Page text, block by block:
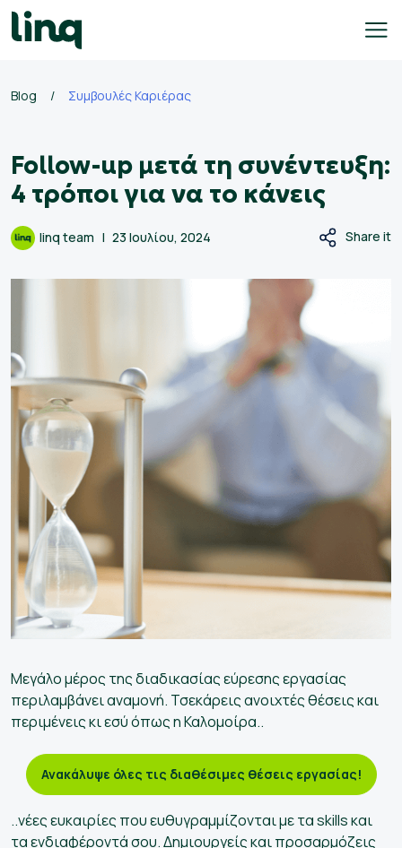
Skip
to
Blog / Συμβουλές Καριέρας
Follow-up μετά τη συνέντευξη:
4 τρόποι για να το κάνεις
linq team 23 Ιουλίου, 2024 Share it
Μεγάλο μέρος της διαδικασίας εύρεσης εργασίας
περιλαμβάνει αναμονή. Τσεκάρεις ανοιχτές θέσεις και
περιμένεις κι εσύ όπως η Καλομοίρα..
Ανακάλυψε όλες τις διαθέσιμες θέσεις εργασίας!
..νέες ευκαιρίες που ευθυγραμμίζονται με τα skills και
τα ενδιαφέροντά σου. Δημιουργείς και προσαρμόζεις